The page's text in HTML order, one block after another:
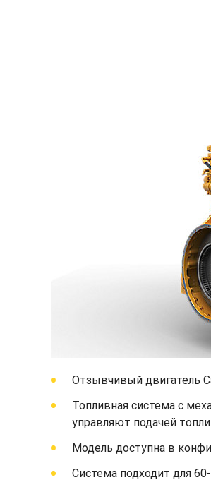
Отзывчивый двигатель
Топливная система с
управляют подачей
Модель доступна в
Система подходит для